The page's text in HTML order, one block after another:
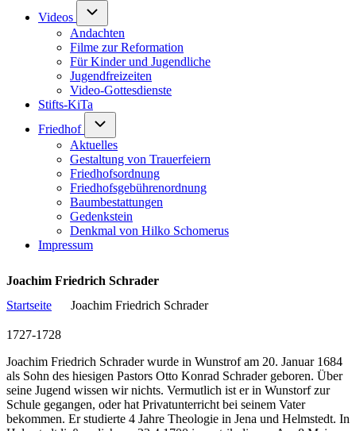
Videos
Unternavigation von Videos
Andachten
Filme zur Reformation
Für Kinder und Jugendliche
Jugendfreizeiten
Video-Gottesdienste
Stifts-KiTa
Friedhof
Unternavigation von Friedhof
Aktuelles
Gestaltung von Trauerfeiern
Friedhofsordnung
Friedhofsgebührenordnung
Baumbestattungen
Gedenkstein
Denkmal von Hilko Schomerus
Impressum
Joachim Friedrich Schrader
Pfadnavigation
Startseite Joachim Friedrich Schrader
1727-1728
Joachim Friedrich Schrader wurde in Wunstrof am 20. Januar 1684
als Sohn des hiesigen Pastors Otto Konrad Schrader geboren. Über
seine Jugend wissen wir nichts. Vermutlich ist er in Wunstorf zur
Schule gegangen, oder hat Privatunterricht bei seinem Vater
bekommen. Er studierte 4 Jahre Theologie in Jena und Helmstedt. In